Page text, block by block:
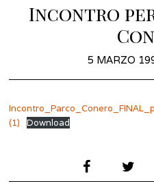
Incontro
POSTED
5 MARZO
(1)
Download